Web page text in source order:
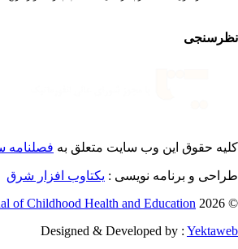
نظرسنجی
کلیه حقوق این وب سایت متعلق به فصلنامه
طراحی و برنامه نویسی : یکتاوب افزار شرق
© 2026 CC BY-NC 4.0 |
of Childhood Health and Education
Designed & Developed by : Yektaweb